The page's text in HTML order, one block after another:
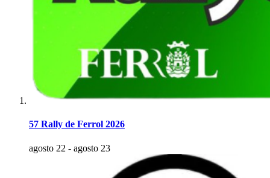
57 Rally de Ferrol 2026
agosto 22 - agosto 23